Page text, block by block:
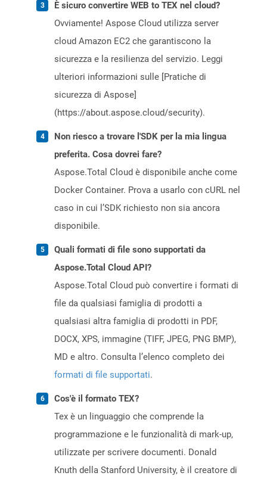
È sicuro convertire WEB to TEX nel cloud?
Ovviamente! Aspose Cloud utilizza server
cloud Amazon EC2 che garantiscono la
sicurezza e la resilienza del servizio. Leggi
ulteriori informazioni sulle [Pratiche di
sicurezza di Aspose]
(https://about.aspose.cloud/security).
Non riesco a trovare l'SDK per la mia lingua
preferita. Cosa dovrei fare?
Aspose.Total Cloud è disponibile anche come
Docker Container. Prova a usarlo con cURL nel
caso in cui l’SDK richiesto non sia ancora
disponibile.
Quali formati di file sono supportati da
Aspose.Total Cloud API?
Aspose.Total Cloud può convertire i formati di
file da qualsiasi famiglia di prodotti a
qualsiasi altra famiglia di prodotti in PDF,
DOCX, XPS, immagine (TIFF, JPEG, PNG BMP),
MD e altro. Consulta l’elenco completo dei
formati di file supportati.
Cos'è il formato TEX?
Tex è un linguaggio che comprende la
programmazione e le funzionalità di mark-up,
utilizzate per scrivere documenti. Donald
Knuth della Stanford University, è il creatore di